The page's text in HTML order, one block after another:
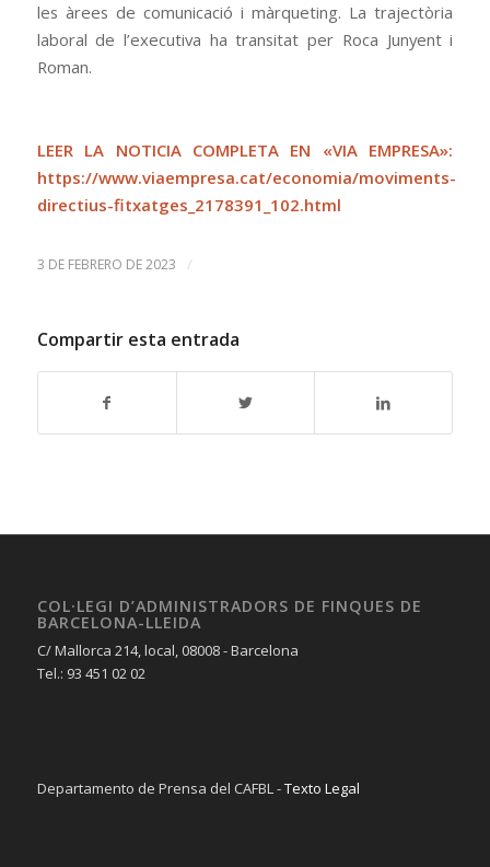
les àrees de comunicació i màrqueting. La trajectòria
laboral de l’executiva ha transitat per Roca Junyent i
Roman.
LEER LA NOTICIA COMPLETA EN «VIA EMPRESA»:
https://www.viaempresa.cat/economia/moviments-
directius-fitxatges_2178391_102.html
3 DE FEBRERO DE 2023 /
Compartir esta entrada
COL·LEGI D’ADMINISTRADORS DE FINQUES DE
BARCELONA-LLEIDA
C/ Mallorca 214, local, 08008 - Barcelona
Tel.: 93 451 02 02
Departamento de Prensa del CAFBL -Texto Legal